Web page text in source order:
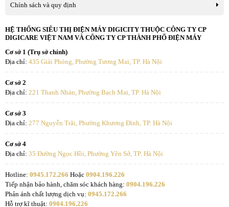
Chính sách và quy định
HỆ THỐNG SIÊU THỊ ĐIỆN MÁY DIGICITY THUỘC CÔNG TY CP
DIGICARE VIỆT NAM VÀ CÔNG TY CP THÀNH PHỐ ĐIỆN MÁY
Cơ sở 1 (Trụ sở chính)
Địa chỉ: 435 Giải Phóng, Phường Tương Mai, TP. Hà Nội
Cơ sở 2
Địa chỉ: 221 Thanh Nhàn, Phường Bạch Mai, TP. Hà Nội
Cơ sở 3
Địa chỉ: 277 Nguyễn Trãi, Phường Khương Đình, TP. Hà Nội
Cơ sở 4
Địa chỉ: 35 Đường Ngọc Hồi, Phường Yên Sở, TP. Hà Nội
Hotline: 0945.172.266 Hoặc 0904.196.226
Tiếp nhận bảo hành, chăm sóc khách hàng: 0904.196.226
Phản ánh chất lượng dịch vụ: 0945.172.266
Hỗ trợ kĩ thuật: 0904.196.226